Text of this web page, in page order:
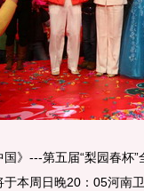
---第五届“梨园春杯”
于本周日晚20：05河南